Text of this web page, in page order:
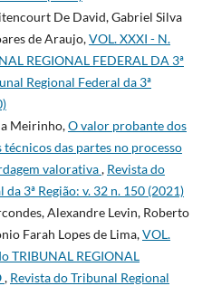
De David, Gabriel Silva
de Araujo,VOL. XXXI - N.
REGIONAL FEDERAL DA 3ª
Regional Federal da 3ª
Meirinho,O valor probante dos
técnicos das partes no processo
valorativa, Revista do
3ª Região: v. 32 n. 150 (2021)
Alexandre Levin, Roberto
Farah Lopes de Lima,VOL.
TRIBUNAL REGIONAL
, Revista do Tribunal Regional